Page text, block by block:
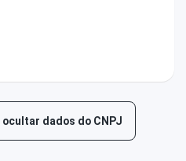
dados do CNPJ